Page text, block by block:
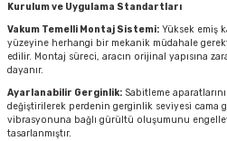
Kurulum ve Uygulama Standartları
Vakum Temelli Montaj Sistemi: Yüksek emiş
yüzeyine herhangi bir mekanik müdahale
edilir. Montaj süreci, aracın orijinal yapısına
dayanır.
Ayarlanabilir Gerginlik: Sabitleme
değiştirilerek perdenin gerginlik seviyesi cama
vibrasyonuna bağlı gürültü oluşumunu
tasarlanmıştır.